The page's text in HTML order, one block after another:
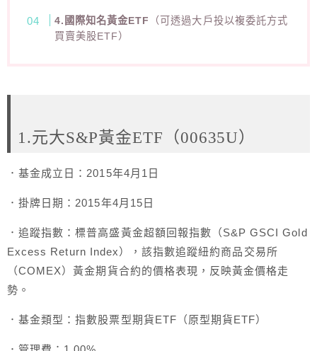
4.國際知名黃金ETF
（可透過大戶投以複委託方式
買賣美股ETF）
1.元大S&P黃金ETF（00635U）
．基金成立日：2015年4月1日
．掛牌日期：2015年4月15日
．追蹤指數：標普高盛黃金超額回報指數（S&P GSCI Gold
Excess Return Index），該指數追蹤紐約商品交易所
（COMEX）黃金期貨合約的價格表現，反映黃金價格走
勢。
．基金類型：指數股票型期貨ETF（原型期貨ETF）